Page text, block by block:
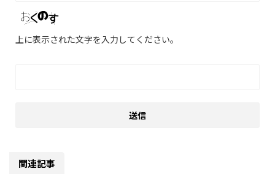
上に表示された文字を入力してください。
関連記事